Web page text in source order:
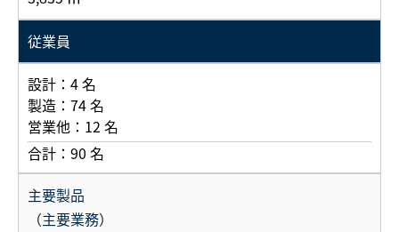
従業員
設計：4 名
製造：74 名
営業他：12 名
合計：90 名
主要製品
（主要業務）